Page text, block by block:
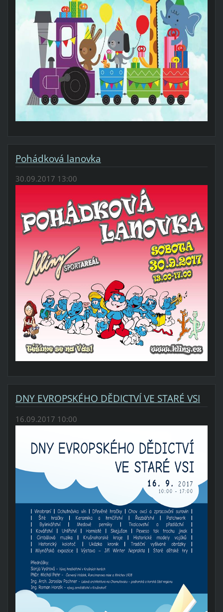
Pohádková lanovka
30.09.2017 13:00
DNY EVROPSKÉHO DĚDICTVÍ VE STARÉ VSI
16.09.2017 10:00